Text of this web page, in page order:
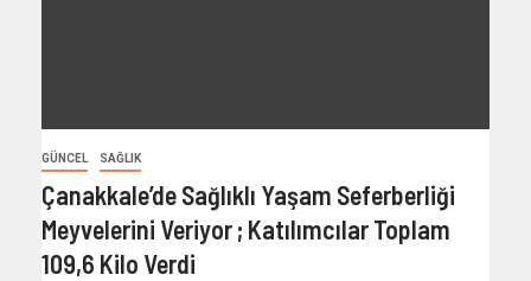
GÜNCEL SAĞLIK
Çanakkale’de Sağlıklı Yaşam Seferberliği
Meyvelerini Veriyor ; Katılımcılar Toplam
109,6 Kilo Verdi